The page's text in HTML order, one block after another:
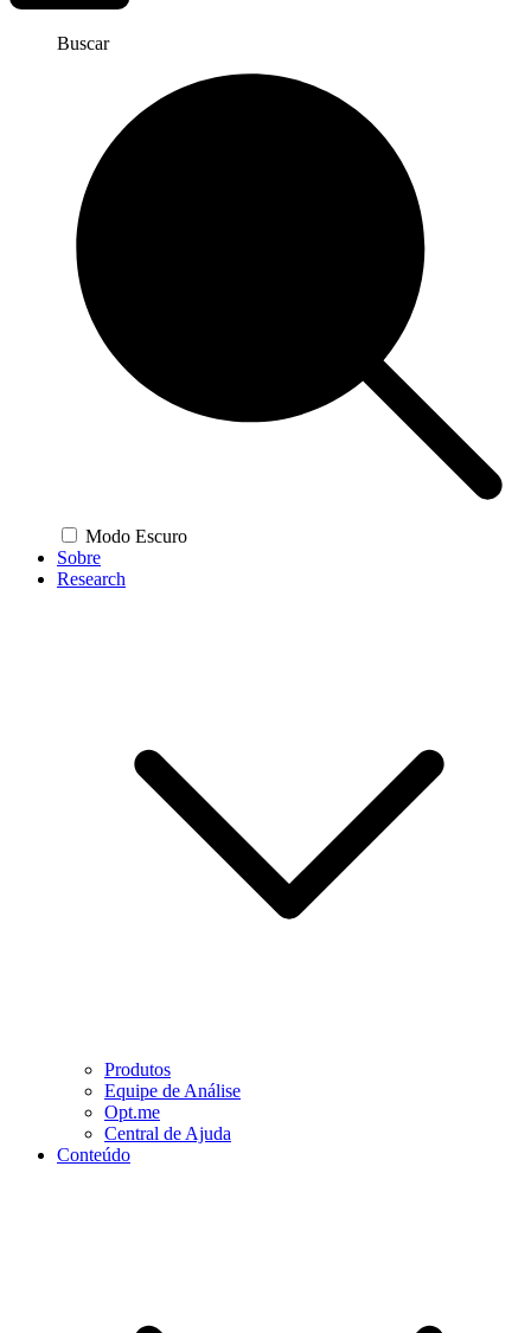
Buscar
Modo Escuro
Sobre
Research
Produtos
Equipe de Análise
Opt.me
Central de Ajuda
Conteúdo